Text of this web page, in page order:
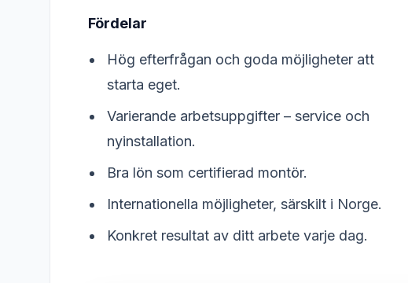
Fördelar
Hög efterfrågan och goda möjligheter att
starta eget.
Varierande arbetsuppgifter – service och
nyinstallation.
Bra lön som certifierad montör.
Internationella möjligheter, särskilt i Norge.
Konkret resultat av ditt arbete varje dag.